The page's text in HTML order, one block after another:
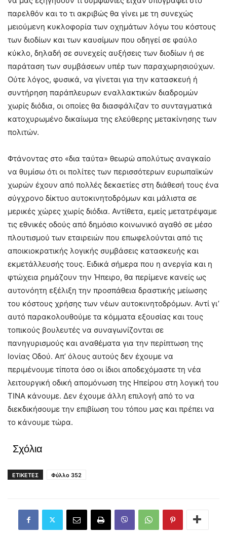
παρελθόν και το τι ακριβώς θα γίνει με τη συνεχώς
μειούμενη κυκλοφορία των οχημάτων λόγω του κόστους
των διοδίων και των καυσίμων που οδηγεί σε φαύλο
κύκλο, δηλαδή σε συνεχείς αυξήσεις των διοδίων ή σε
παράταση των συμβάσεων υπέρ των παραχωρησιούχων.
Ούτε λόγος, φυσικά, να γίνεται για την κατασκευή ή
συντήρηση παράπλευρων εναλλακτικών διαδροµών
χωρίς διόδια, οι οποίες θα διασφάλιζαν το συνταγµατικά
κατοχυρωµένο δικαίωµα της ελεύθερης µετακίνησης των
πολιτών.
Φτάνοντας στο «δια ταύτα» θεωρώ απολύτως αναγκαίο
να θυμίσω ότι οι πολίτες των περισσότερων ευρωπαϊκών
χωρών έχουν από πολλές δεκαετίες στη διάθεσή τους ένα
σύγχρονο δίκτυο αυτοκινητοδρόμων και μάλιστα σε
μερικές χώρες χωρίς διόδια. Αντίθετα, εμείς μετατρέψαμε
τις εθνικές οδούς από δημόσιο κοινωνικό αγαθό σε μέσο
πλουτισμού των εταιρειών που επωφελούνται από τις
αποικιοκρατικής λογικής συμβάσεις κατασκευής και
εκμετάλλευσής τους. Ειδικά σήμερα που η ανεργία και η
φτώχεια ρημάζουν την Ήπειρο, θα περίμενε κανείς ως
αυτονόητη εξέλιξη την προσπάθεια δραστικής μείωσης
του κόστους χρήσης των νέων αυτοκινητοδρόμων. Αντί γι’
αυτό παρακολουθούμε τα κόμματα εξουσίας και τους
τοπικούς βουλευτές να συναγωνίζονται σε
πανηγυρισμούς και αναθέματα για την περίπτωση της
Ιονίας Οδού. Απ’ όλους αυτούς δεν έχουμε να
περιμένουμε τίποτα όσο οι ίδιοι αποδεχόμαστε τη νέα
λειτουργική οδική απομόνωση της Ηπείρου στη λογική του
ΤΙΝΑ κάνουμε. Δεν έχουμε άλλη επιλογή από το να
διεκδικήσουμε την επιβίωση του τόπου μας και πρέπει να
το κάνουμε τώρα.
Σχόλια
ΕΤΙΚΕΤΕΣ Φύλλο 352